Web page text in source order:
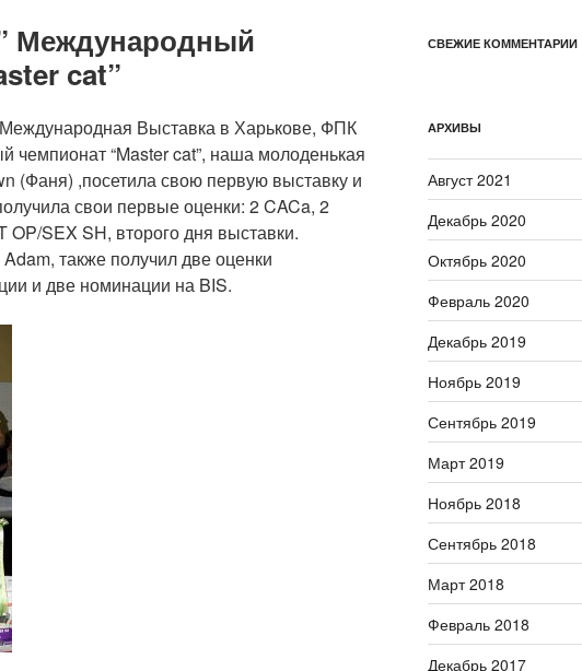
Международный
cat”
Выставка в Харькове, ФПК
чемпионат “Master cat”, наша молоденькая
(Фаня) ,посетила свою первую выставку и
свои первые оценки: 2 CACa, 2
SEX SH, второго дня выставки.
также получил две оценки
и две номинации на BIS.
СВЕЖИЕ КОММЕНТАРИИ
АРХИВЫ
Август 2021
Декабрь 2020
Октябрь 2020
Февраль 2020
Декабрь 2019
Ноябрь 2019
Сентябрь 2019
Март 2019
Ноябрь 2018
Сентябрь 2018
Март 2018
Февраль 2018
Декабрь 2017